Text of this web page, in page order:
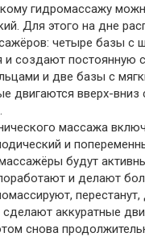
гидромассажу
Для этого на дне
четыре базы с
и создают постоянную
и две базы с
двигаются вверх-вниз
массажа
и
будут
и делают
перестанут,
сделают аккуратные
снова